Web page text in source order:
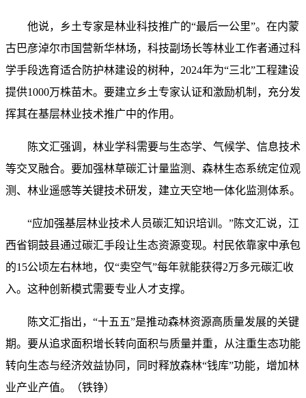
他说，乡土专家是林业科技推广的“最后一公里”。在内蒙
古巴彦淖尔市国营新华林场，科技副场长等林业工作者通过科
学手段选育适合防护林建设的树种，2024年为“三北”工程建设
提供1000万株苗木。要建立乡土专家认证和激励机制，充分发
挥其在基层林业技术推广中的作用。
陈文汇强调，林业学科需要与生态学、气候学、信息技术
等交叉融合。要加强林草碳汇计量监测、森林生态系统定位观
测、林业遥感等关键技术研发，建立天空地一体化监测体系。
“应加强基层林业技术人员碳汇知识培训。”陈文汇说，江
西省铜鼓县通过碳汇手段让生态资源变现。村民依靠家中承包
的15公顷左右林地，仅“卖空气”每年就能获得2万多元碳汇收
入。这种创新模式需要专业人才支撑。
陈文汇指出，“十五五”是推动森林资源高质量发展的关键
期。要从追求面积增长转向面积与质量并重，从注重生态功能
转向生态与经济效益协同，同时释放森林“钱库”功能，增加林
业产业产值。（铁铮）